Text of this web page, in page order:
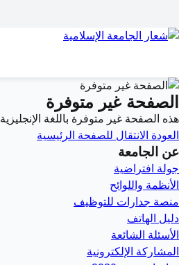
الصفحة غير متوفرة
هذه الصفحة غير متوفرة باللغة الإنجليزية
العودة الانتقال للصفحة الرئيسية
عن الجامعة
جولة افتراضية
الأنظمة واللوائح
منصة جدارات للتوظيف
دليل الهاتف
الأسئلة الشائعة
المشاركة الإلكترونية